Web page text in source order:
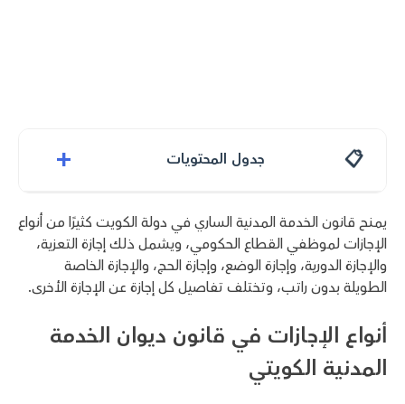
جدول المحتويات +
يمنح قانون الخدمة المدنية الساري في دولة الكويت كثيرًا من أنواع
الإجازات لموظفي القطاع الحكومي، ويشمل ذلك إجازة التعزية،
والإجازة الدورية، وإجازة الوضع، وإجازة الحج، والإجازة الخاصة
الطويلة بدون راتب، وتختلف تفاصيل كل إجازة عن الإجازة الأخرى.
أنواع الإجازات في قانون ديوان الخدمة
المدنية الكويتي